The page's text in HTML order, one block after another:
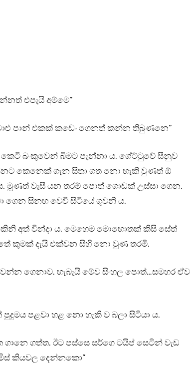
එපැයි අම්මෙ”
පාන් එකක් කඩෙං ගෙනත් කන්න තිබුණනෙ”
බංකුවෙන් බිමට පැන්නා ය. ගේට්ටුවේ සීනුව
කෙනෙක් ගැන සිතා ගත නො හැකි වුණත් ඕ
මූණත් වැසී යන තරම් පොත් ගොඩක් උස්සා ගෙන,
ගෙන සිනහ වෙවී සිටියේ ගුවනි ය.
අත් වින්දා ය. මෙහෙම මොහොතක් කිසි සේත්
කුමක් දැයි එක්වන සිහි නො වුණ තරමි.
ගෙනාව. හැබැයි මේව සිංහල පොත්…සමහර ඒව
පළවා හළ නො හැකි ව බලා සිටියා ය.
ගත්ත. ඊට පස්සෙ සර්ගෙ ටයිප් සෙටින් වැඩ
කියවල දෙන්නකො”